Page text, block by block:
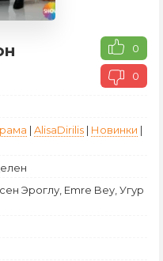
0
0
| AlisaDirilis | Новинки |
Эроглу, Emre Bey, Угур